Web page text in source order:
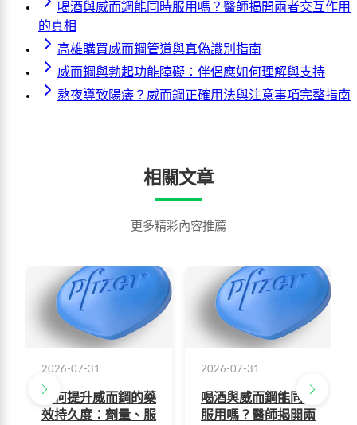
喝酒與威而鋼能同時服用嗎？醫師揭開兩者交互作用
的真相
高雄購買威而鋼管道與真偽識別指南
威而鋼與勃起功能障礙：伴侶應如何理解與支持
熬夜導致陽痿？威而鋼正確用法與注意事項完整指南
相關文章
更多精彩內容推薦
2026-07-31
如何提升威而鋼的藥
效持久度：劑量、服
2026-07-31
喝酒與威而鋼能同時
服用嗎？醫師揭開兩